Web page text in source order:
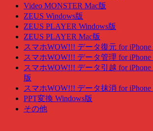
Video MONSTER Mac版
ZEUS Windows版
ZEUS PLAYER Windows版
ZEUS PLAYER Mac版
スマホWOW!!! データ復元 for iPhone
スマホWOW!!! データ管理 for iPhone
スマホWOW!!! データ引越 for iPhone
版
スマホWOW!!! データ抹消 for iPhone
PPT変換 Windows版
その他